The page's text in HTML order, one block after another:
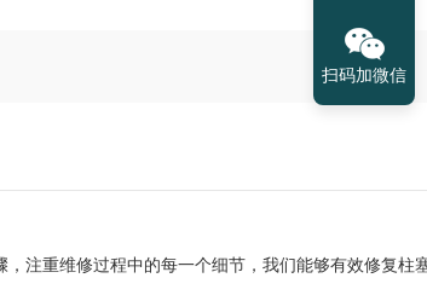
注重维修过程中的每一个细节，我们能够有效修复柱
扫码加微信